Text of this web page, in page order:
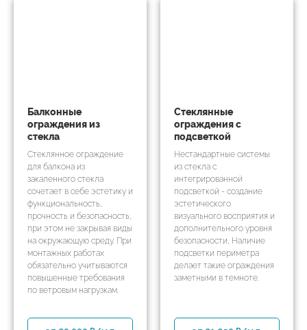
Балконные
ограждения из
стекла
Стеклянное ограждение
для балкона из
закаленного стекла
сочетает в себе эстетику и
функциональность,
прочность и безопасность,
при этом не закрывая виды
на окружающую среду. При
монтажных работах
обязательно учитываются
повышенные требования
по ветровым нагрузкам.
Стеклянные
ограждения с
подсветкой
Нестандартные системы
из стекла с
интегрированной
подсветкой - создание
эстетического
визуального восприятия и
дополнительного уровня
безопасности, Наличие
подсветки периметра
делает такие ограждения
заметными в темноте.